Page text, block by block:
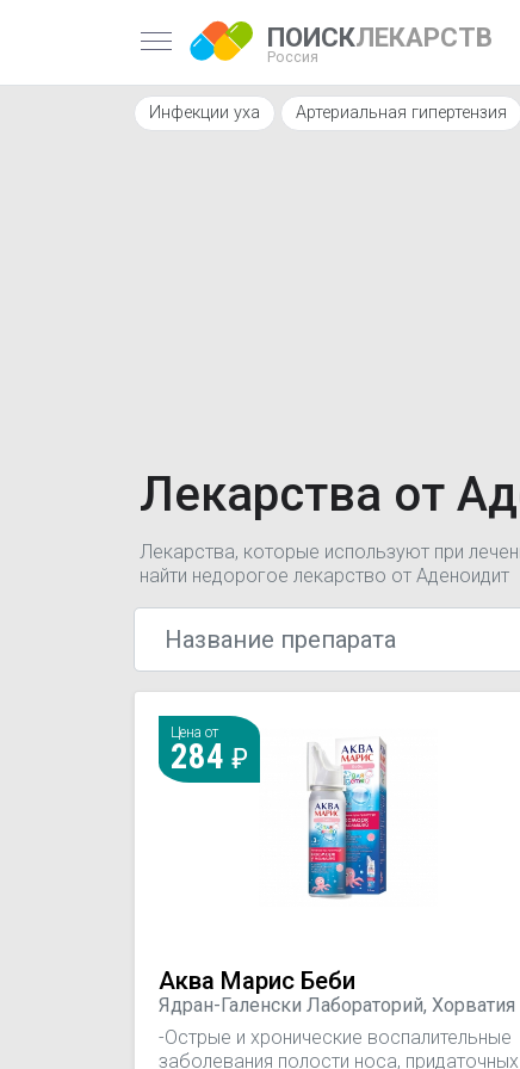
ПОИСКЛЕКАРСТВ
Россия
Инфекции уха Артериальная гипертензия
Лекарства от
Лекарства, которые используют при
найти недорогое лекарство от Аденоидит
Цена от
284
Аква Марис Беби
Ядран-Галенски Лабораторий, Хорватия
-Острые и хронические воспалительные
заболевания полости носа, придаточных